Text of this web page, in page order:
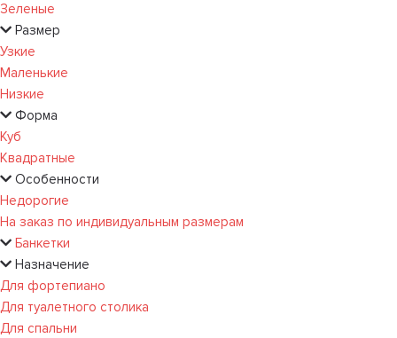
Зеленые
Размер
Узкие
Маленькие
Низкие
Форма
Куб
Квадратные
Особенности
Недорогие
На заказ по индивидуальным размерам
Банкетки
Назначение
Для фортепиано
Для туалетного столика
Для спальни